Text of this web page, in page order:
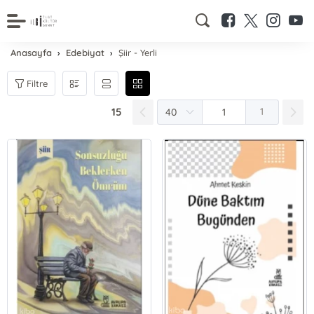
Anasayfa Edebiyat Şiir - Yerli
Filtre
15 1